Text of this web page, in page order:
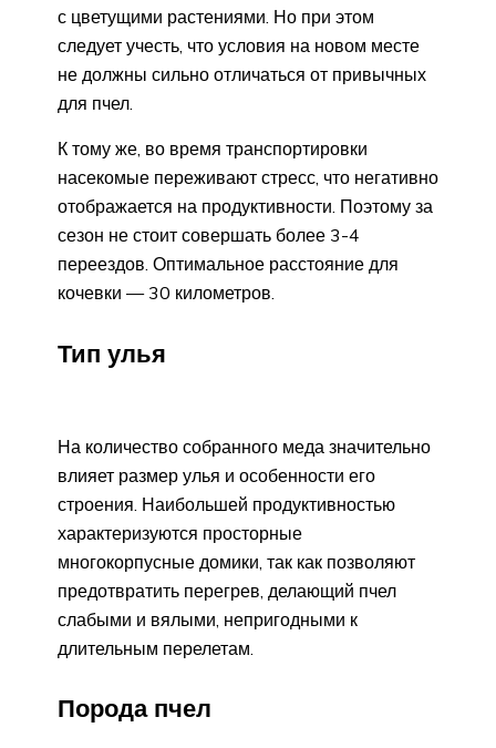
с цветущими растениями. Но при этом
следует учесть, что условия на новом месте
не должны сильно отличаться от привычных
для пчел.
К тому же, во время транспортировки
насекомые переживают стресс, что негативно
отображается на продуктивности. Поэтому за
сезон не стоит совершать более 3-4
переездов. Оптимальное расстояние для
кочевки — 30 километров.
Тип улья
На количество собранного меда значительно
влияет размер улья и особенности его
строения. Наибольшей продуктивностью
характеризуются просторные
многокорпусные домики, так как позволяют
предотвратить перегрев, делающий пчел
слабыми и вялыми, непригодными к
длительным перелетам.
Порода пчел